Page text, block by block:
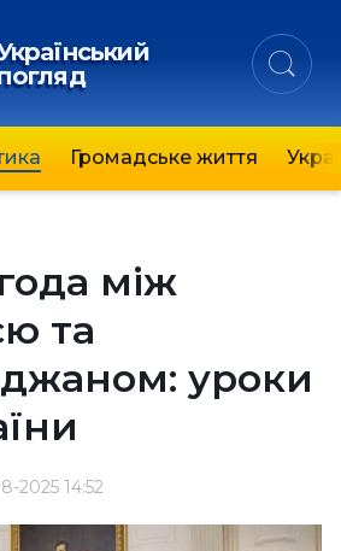
Громадське життя
між
та
уроки
2025 14:52